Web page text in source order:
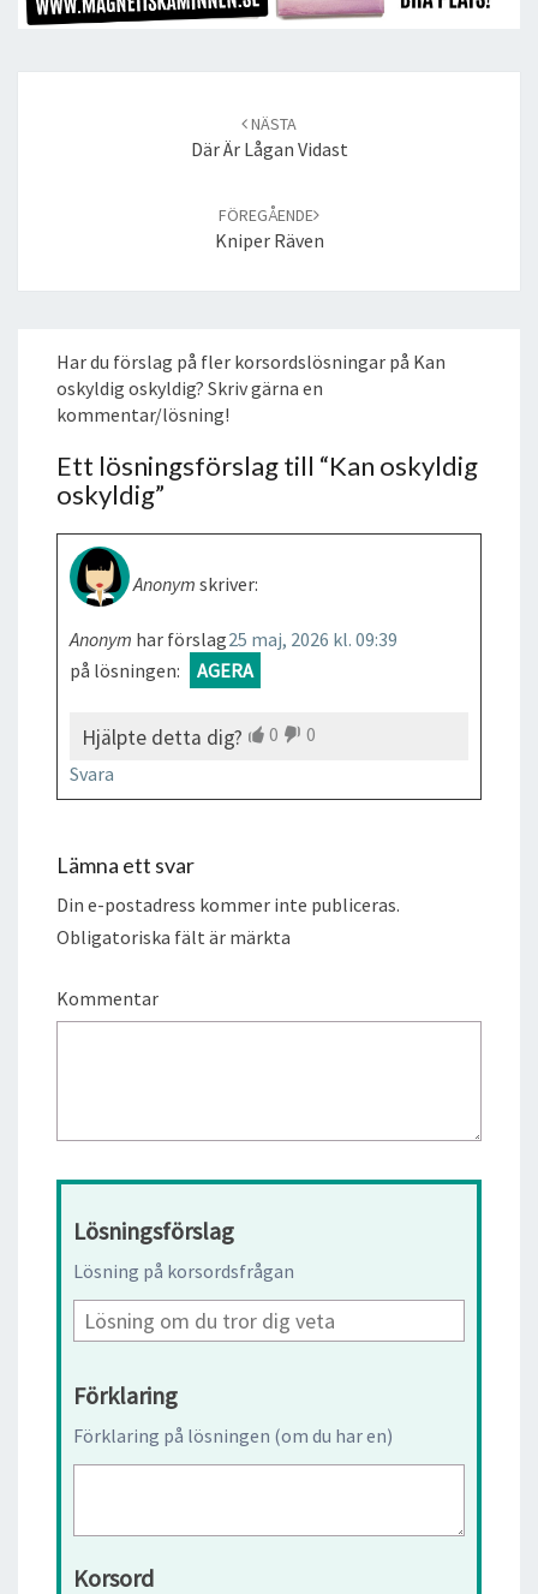
NÄSTA
Där Är Lågan Vidast
FÖREGÅENDE
Kniper Räven
Har du förslag på fler korsordslösningar på Kan
oskyldig oskyldig? Skriv gärna en
kommentar/lösning!
Ett lösningsförslag till “Kan oskyldig
oskyldig”
Anonym skriver:
25 maj, 2026 kl. 09:39
Anonym har förslag
på lösningen:
AGERA
Hjälpte detta dig? 0
0
Svara
Lämna ett svar
Din e-postadress kommer inte publiceras.
Obligatoriska fält är märkta
Kommentar
Lösningsförslag
Lösning på korsordsfrågan
Förklaring
Förklaring på lösningen (om du har en)
Korsord